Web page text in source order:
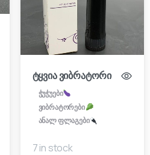
ტყვია ვიბრატორი
ჭუჭუები
ვიბრატორები
ანალ ფლაგები
7 in stock